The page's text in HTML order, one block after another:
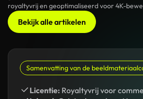
royaltyvrij en geoptimaliseerd voor 4K-
Bekijk alle artikelen
Samenvatting van de
Licentie: Royaltyvrij voor